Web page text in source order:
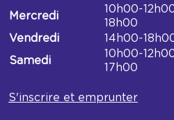
du
Bel
Mercredi
10h00-
18h00
Vendredi
14h00-
Samedi
10h00-
17h00
S'inscrire et emprunter